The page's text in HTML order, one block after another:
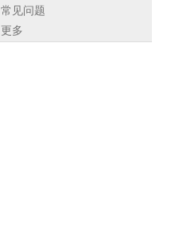
常见问题
更多